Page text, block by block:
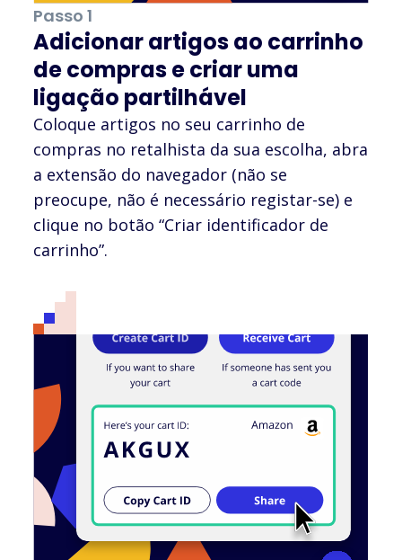
Passo 1
Adicionar artigos ao carrinho
de compras e criar uma
ligação partilhável
Coloque artigos no seu carrinho de
compras no retalhista da sua escolha, abra
a extensão do navegador (não se
preocupe, não é necessário registar-se) e
clique no botão “Criar identificador de
carrinho”.